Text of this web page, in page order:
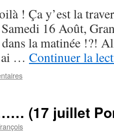
! Ça y’est la
16 Août,
la matinée !?!
… Continuer la
(17 juillet